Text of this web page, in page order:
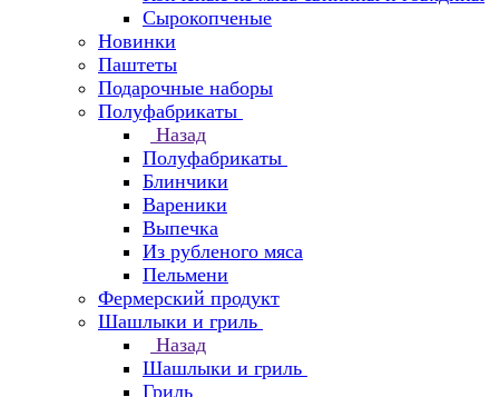
Сырокопченые
Новинки
Паштеты
Подарочные наборы
Полуфабрикаты
Назад
Полуфабрикаты
Блинчики
Вареники
Выпечка
Из рубленого мяса
Пельмени
Фермерский продукт
Шашлыки и гриль
Назад
Шашлыки и гриль
Гриль